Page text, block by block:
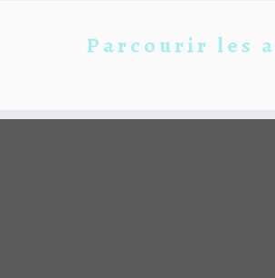
Parcourir les